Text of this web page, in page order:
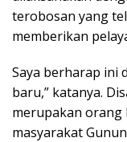
terobosan yang
memberikan
Saya berharap ini
baru,” katanya.
merupakan orang
masyarakat